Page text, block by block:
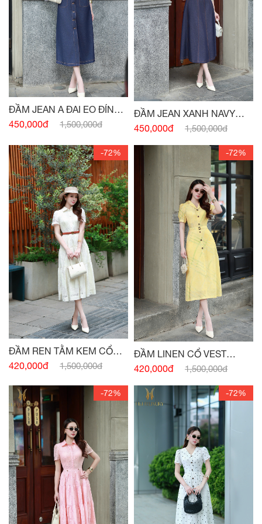
ĐẦM JEAN A ĐAI EO ĐÍNH
CÚC
450,000đ 1,500,000đ
ĐẦM JEAN XANH NAVY
SÁT NÁCH ĐAI EO
450,000đ 1,500,000đ
-72%
ĐẦM REN TẰM KEM CỔ
ĐỨC
420,000đ 1,500,000đ
-72%
ĐẦM LINEN CỔ VEST
VÀNG BƠ ĐAI EO
420,000đ 1,500,000đ
-72% -72%